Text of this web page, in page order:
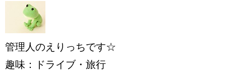
管理人のえりっちです☆
趣味：ドライブ・旅行